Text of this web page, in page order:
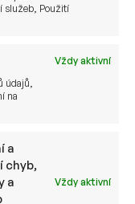
služeb, Použití
Vždy aktivní
údajů,
na
a
chyb,
a
Vždy aktivní
můžete přečíst
o investicích do
privátní banky
&